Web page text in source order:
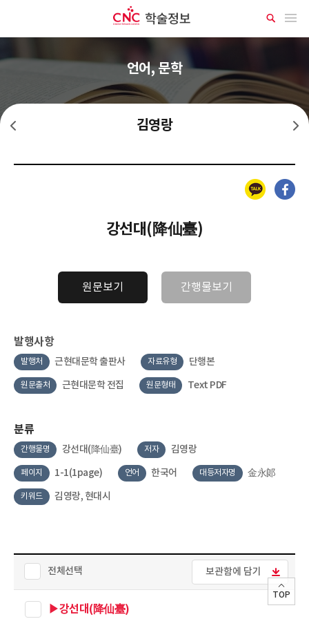
메뉴 열기
상
세
언어, 문학
김영랑 노천명
카카오톡 페이스북
강선대(降仙臺)
원문보기 간행물보기
발행사항
발행처 근현대문학 출판사 자료유형 단행본
원문출처 근현대문학 전집 원문형태 Text PDF
분류
간행물명 강선대(降仙臺) 저자 김영랑
페이지 1-1(1page) 언어 한국어 대등저자명 金永郞
키워드 김영랑, 현대시
전체선택 보관함에 담기
▶강선대(降仙臺)
TOP